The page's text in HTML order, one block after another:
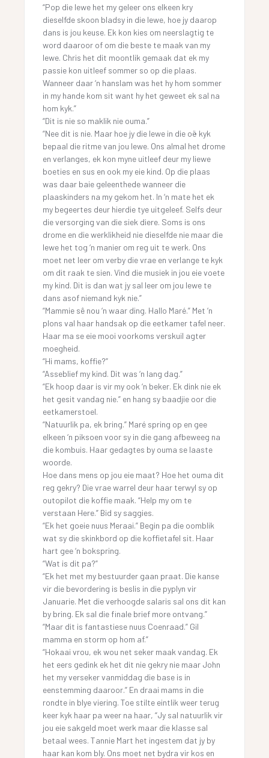
“Pop die lewe het my geleer ons elkeen kry
dieselfde skoon bladsy in die lewe, hoe jy daarop
dans is jou keuse. Ek kon kies om neerslagtig te
word daaroor of om die beste te maak van my
lewe. Chris het dit moontlik gemaak dat ek my
passie kon uitleef sommer so op die plaas.
Wanneer daar ‘n hanslam was het hy hom sommer
in my hande kom sit want hy het geweet ek sal na
hom kyk.”
“Dit is nie so maklik nie ouma.”
“Nee dit is nie. Maar hoe jy die lewe in die oë kyk
bepaal die ritme van jou lewe. Ons almal het drome
en verlanges, ek kon myne uitleef deur my liewe
boeties en sus en ook my eie kind. Op die plaas
was daar baie geleenthede wanneer die
plaaskinders na my gekom het. In ‘n mate het ek
my begeertes deur hierdie tye uitgeleef. Selfs deur
die versorging van die siek diere. Soms is ons
drome en die werklikheid nie dieselfde nie maar die
lewe het tog ‘n manier om reg uit te werk. Ons
moet net leer om verby die vrae en verlange te kyk
om dit raak te sien. Vind die musiek in jou eie voete
my kind. Dit is dan wat jy sal leer om jou lewe te
dans asof niemand kyk nie.”
“Mammie sê nou ‘n waar ding. Hallo Maré.” Met ‘n
plons val haar handsak op die eetkamer tafel neer.
Haar ma se eie mooi voorkoms verskuil agter
moegheid.
“Hi mams, koffie?”
“Asseblief my kind. Dit was ‘n lang dag.”
“Ek hoop daar is vir my ook ‘n beker. Ek dink nie ek
het gesit vandag nie.” en hang sy baadjie oor die
eetkamerstoel.
“Natuurlik pa, ek bring.” Maré spring op en gee
elkeen ‘n piksoen voor sy in die gang afbeweeg na
die kombuis. Haar gedagtes by ouma se laaste
woorde.
Hoe dans mens op jou eie maat? Hoe het ouma dit
reg gekry? Die vrae warrel deur haar terwyl sy op
outopilot die koffie maak. “Help my om te
verstaan Here.” Bid sy saggies.
“Ek het goeie nuus Meraai.” Begin pa die oomblik
wat sy die skinkbord op die koffietafel sit. Haar
hart gee ‘n bokspring.
“Wat is dit pa?”
“Ek het met my bestuurder gaan praat. Die kanse
vir die bevordering is beslis in die pyplyn vir
Januarie. Met die verhoogde salaris sal ons dit kan
by bring. Ek sal die finale brief more ontvang.”
“Maar dit is fantastiese nuus Coenraad.” Gil
mamma en storm op hom af.”
“Hokaai vrou, ek wou net seker maak vandag. Ek
het eers gedink ek het dit nie gekry nie maar John
het my verseker vanmiddag die base is in
eenstemming daaroor.” En draai mams in die
rondte in blye viering. Toe stilte eintlik weer terug
keer kyk haar pa weer na haar, “Jy sal natuurlik vir
jou eie sakgeld moet werk maar die klasse sal
betaal wees. Tannie Mart het ingestem dat jy by
haar kan kom bly. Ons moet net bydra vir kos en